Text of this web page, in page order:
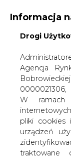
WYSOKI
Informacja
Drogi
Agencja
0000021306,
W ramach
pliki cookies
urządzeń
traktowane